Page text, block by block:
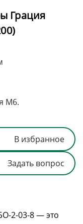
Грация
М6.
В избранное
Задать вопрос
2-03-8 — это